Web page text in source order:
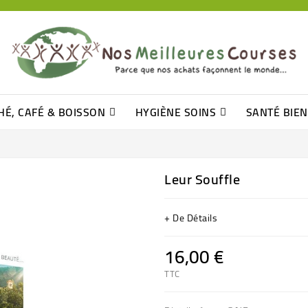
CAFÉ & BOISSON HYGIÈNE SOINS SANTÉ
Leur Souffle
+ De Détails
16,00 €
TTC